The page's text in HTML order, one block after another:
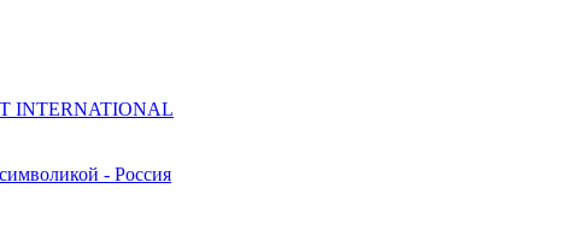
INTERNATIONAL
- Россия